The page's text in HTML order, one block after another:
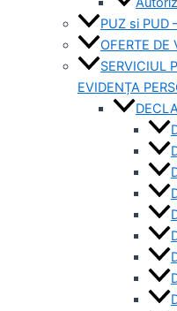
PUZ si PUD
OFERTE DE
SERVICIUL
EVIDENȚA